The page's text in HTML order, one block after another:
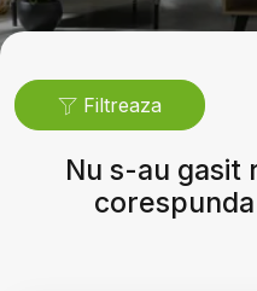
Filtreaza
Nu s-au gasit